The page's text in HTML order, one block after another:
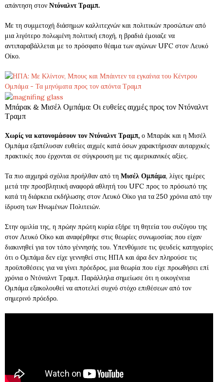
απάντηση στον Ντόναλντ Τραμπ.
Με τη συμμετοχή διάσημων καλλιτεχνών και πολιτικών προσώπων από
μια λιγότερο πολωμένη πολιτική εποχή, η βραδιά έμοιαζε να
αντιπαραβάλλεται με το πρόσφατο θέαμα των αγώνων UFC στον Λευκό
Οίκο.
Μπάρακ & Μισέλ Ομπάμα: Οι ευθείες αιχμές προς τον Ντόναλντ
Τραμπ
Χωρίς να κατονομάσουν τον Ντόναλντ Τραμπ, ο Μπαράκ και η Μισέλ
Ομπάμα εξαπέλυσαν ευθείες αιχμές κατά όσων χαρακτήρισαν αυταρχικές
πρακτικές που έρχονται σε σύγκρουση με τις αμερικανικές αξίες.
Τα πιο αιχμηρά σχόλια προήλθαν από τη Μισέλ Ομπάμα, λίγες ημέρες
μετά την προσβλητική αναφορά αθλητή του UFC προς το πρόσωπό της
κατά τη διάρκεια εκδήλωσης στον Λευκό Οίκο για τα 250 χρόνια από την
ίδρυση των Ηνωμένων Πολιτειών.
Στην ομιλία της, η πρώην πρώτη κυρία εξήρε τη θητεία του συζύγου της
στον Λευκό Οίκο και αναφέρθηκε στις θεωρίες συνωμοσίας που είχαν
διακινηθεί για τον τόπο γέννησής του. Υπενθύμισε τις ψευδείς κατηγορίες
ότι ο Ομπάμα δεν είχε γεννηθεί στις ΗΠΑ και άρα δεν πληρούσε τις
προϋποθέσεις για να γίνει πρόεδρος, μια θεωρία που είχε προωθήσει επί
χρόνια ο Ντόναλντ Τραμπ. Παράλληλα σημείωσε ότι η οικογένεια
Ομπάμα εξακολουθεί να αποτελεί συχνό στόχο επιθέσεων από τον
σημερινό πρόεδρο.